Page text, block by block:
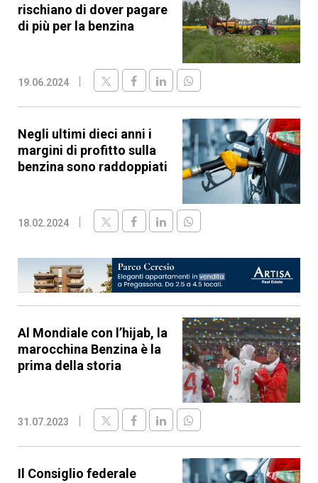
rischiano di dover pagare
di più per la benzina
19.06.2024
Negli ultimi dieci anni i
margini di profitto sulla
benzina sono raddoppiati
18.02.2024
Al Mondiale con l’hijab, la
marocchina Benzina è la
prima della storia
31.07.2023
Il Consiglio federale